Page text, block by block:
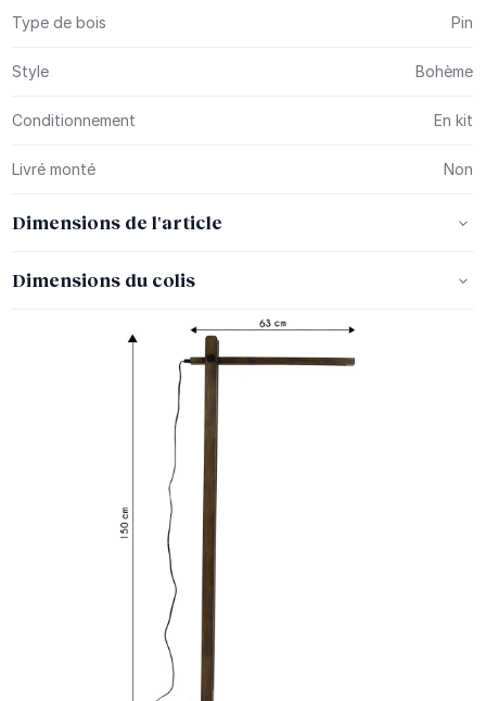
Type de bois Pin
Style Bohème
Conditionnement En kit
Livré monté Non
Dimensions de l'article
Dimensions du colis